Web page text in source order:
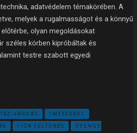
adatvédelem témakörében. A
melyek a rugalmasságot és a könnyű
olyan megoldásokat
széles körben kipróbáltak és
testre szabott egyedi
EMESESOFT
FIÓK FELTÖRÉS GYENGE